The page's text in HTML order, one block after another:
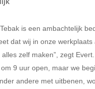
is een ambachtelijk
dat wij in onze werkplaats
zelf maken”, zegt Evert.
9 uur open, maar we
andere met uitbenen,